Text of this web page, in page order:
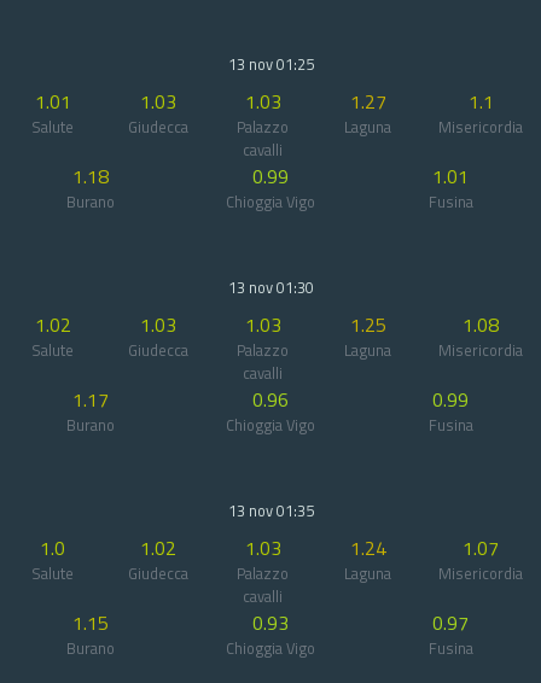
13 nov 01:25
1.01
Salute
1.03
Giudecca
1.03
Palazzo
cavalli
1.27
Laguna
1.1
Misericordia
1.18
Burano
0.99
Chioggia Vigo
1.01
Fusina
13 nov 01:30
1.02
Salute
1.03
Giudecca
1.03
Palazzo
cavalli
1.25
Laguna
1.08
Misericordia
1.17
Burano
0.96
Chioggia Vigo
0.99
Fusina
13 nov 01:35
1.0
Salute
1.02
Giudecca
1.03
Palazzo
cavalli
1.24
Laguna
1.07
Misericordia
1.15
Burano
0.93
Chioggia Vigo
0.97
Fusina